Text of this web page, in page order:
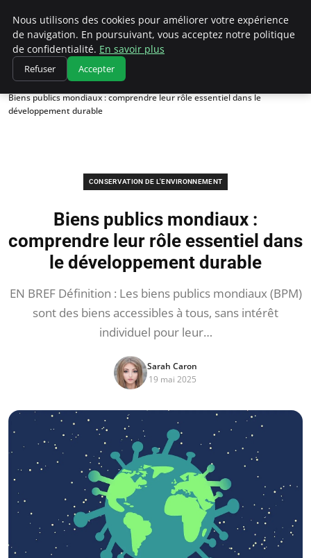
Climatedebtagents
Accueil
Conservation de l'environnement
Biens publics mondiaux : comprendre leur rôle essentiel dans le
développement durable
CONSERVATION DE L'ENVIRONNEMENT
Biens publics mondiaux :
comprendre leur rôle essentiel dans
le développement durable
EN BREF Définition : Les biens publics mondiaux (BPM)
sont des biens accessibles à tous, sans intérêt
individuel pour leur…
Sarah Caron
19 mai 2025
Nous utilisons des cookies pour améliorer votre expérience
de navigation. En poursuivant, vous acceptez notre politique
de confidentialité. En savoir plus
Refuser Accepter